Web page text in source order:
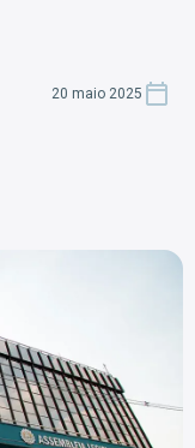
20 maio 2025